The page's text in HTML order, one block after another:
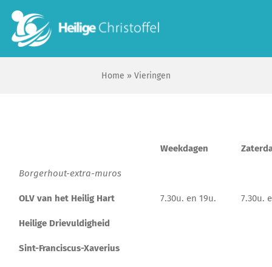
Skip
content
Contact
Home » Vieringen
Weekdagen
Borgerhout-extra-muros
OLV van het Heilig Hart 7.30u. en 19u. 7.30u.
Heilige Drievuldigheid
Sint-Franciscus-Xaverius